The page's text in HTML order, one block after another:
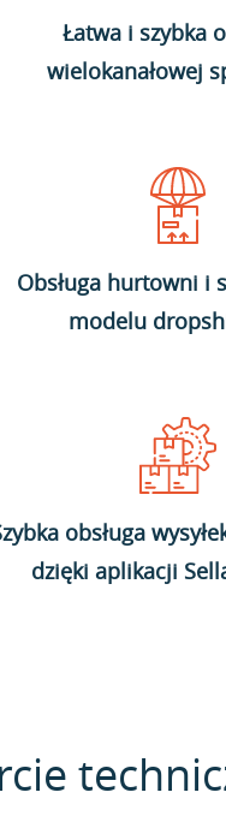
Łatwa i szybka
wielokanałowej
Obsługa hurtowni i
modelu
obsługa
dzięki aplikacji